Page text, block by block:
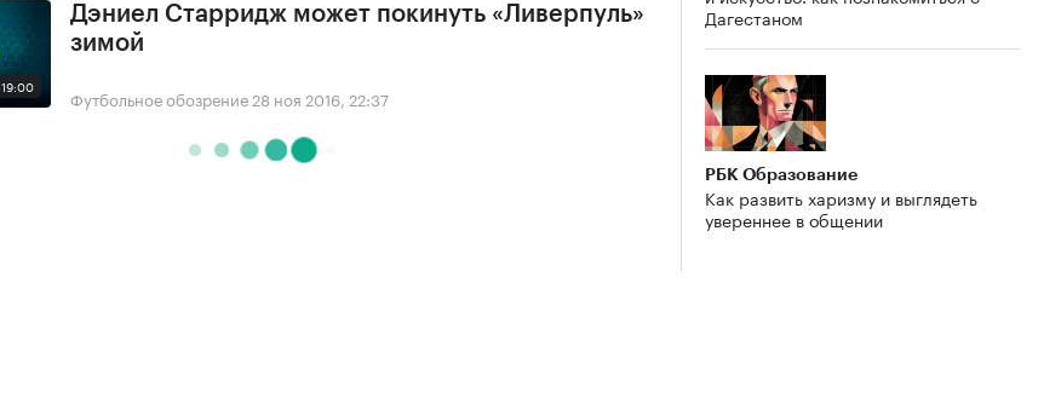
19:00
Дэниел Старридж может покинуть «Ливерпуль»
зимой
Футбольное обозрение 28 ноя 2016, 22:37
Дагестаном
РБК Образование
Как развить харизму и выглядеть
увереннее в общении